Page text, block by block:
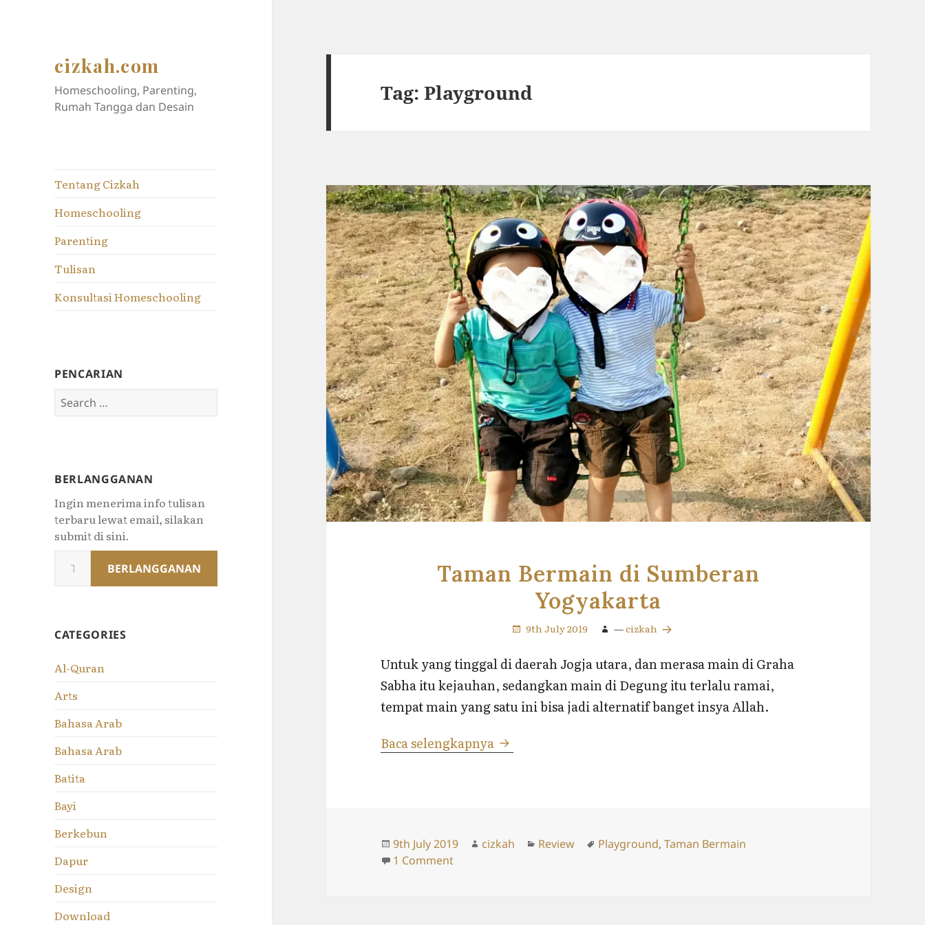
cizkah.com
Homeschooling, Parenting,
Rumah Tangga dan Desain
Tentang Cizkah
Homeschooling
Parenting
Tulisan
Konsultasi Homeschooling
PENCARIAN
Search
for:
BERLANGGANAN
Ingin menerima info tulisan
terbaru lewat email, silakan
submit di sini.
your
email…
BERLANGGANAN
CATEGORIES
Al-Quran
Arts
Bahasa Arab
Bahasa Arab
Batita
Bayi
Berkebun
Dapur
Design
Download
Tag:Playground
Taman Bermain di Sumberan
Yogyakarta
9th July 2019 —cizkah
Untuk yang tinggal di daerah Jogja utara, dan merasa main di Graha
Sabha itu kejauhan, sedangkan main di Degung itu terlalu ramai,
tempat main yang satu ini bisa jadi alternatif banget insya Allah.
Baca selengkapnya Taman Bermain di Sumberan Yogyakarta
Posted
on
9th July 2019 Author
cizkah Categories
Review Tags
Playground,Taman Bermain
1 Commenton Taman Bermain di Sumberan Yogyakarta